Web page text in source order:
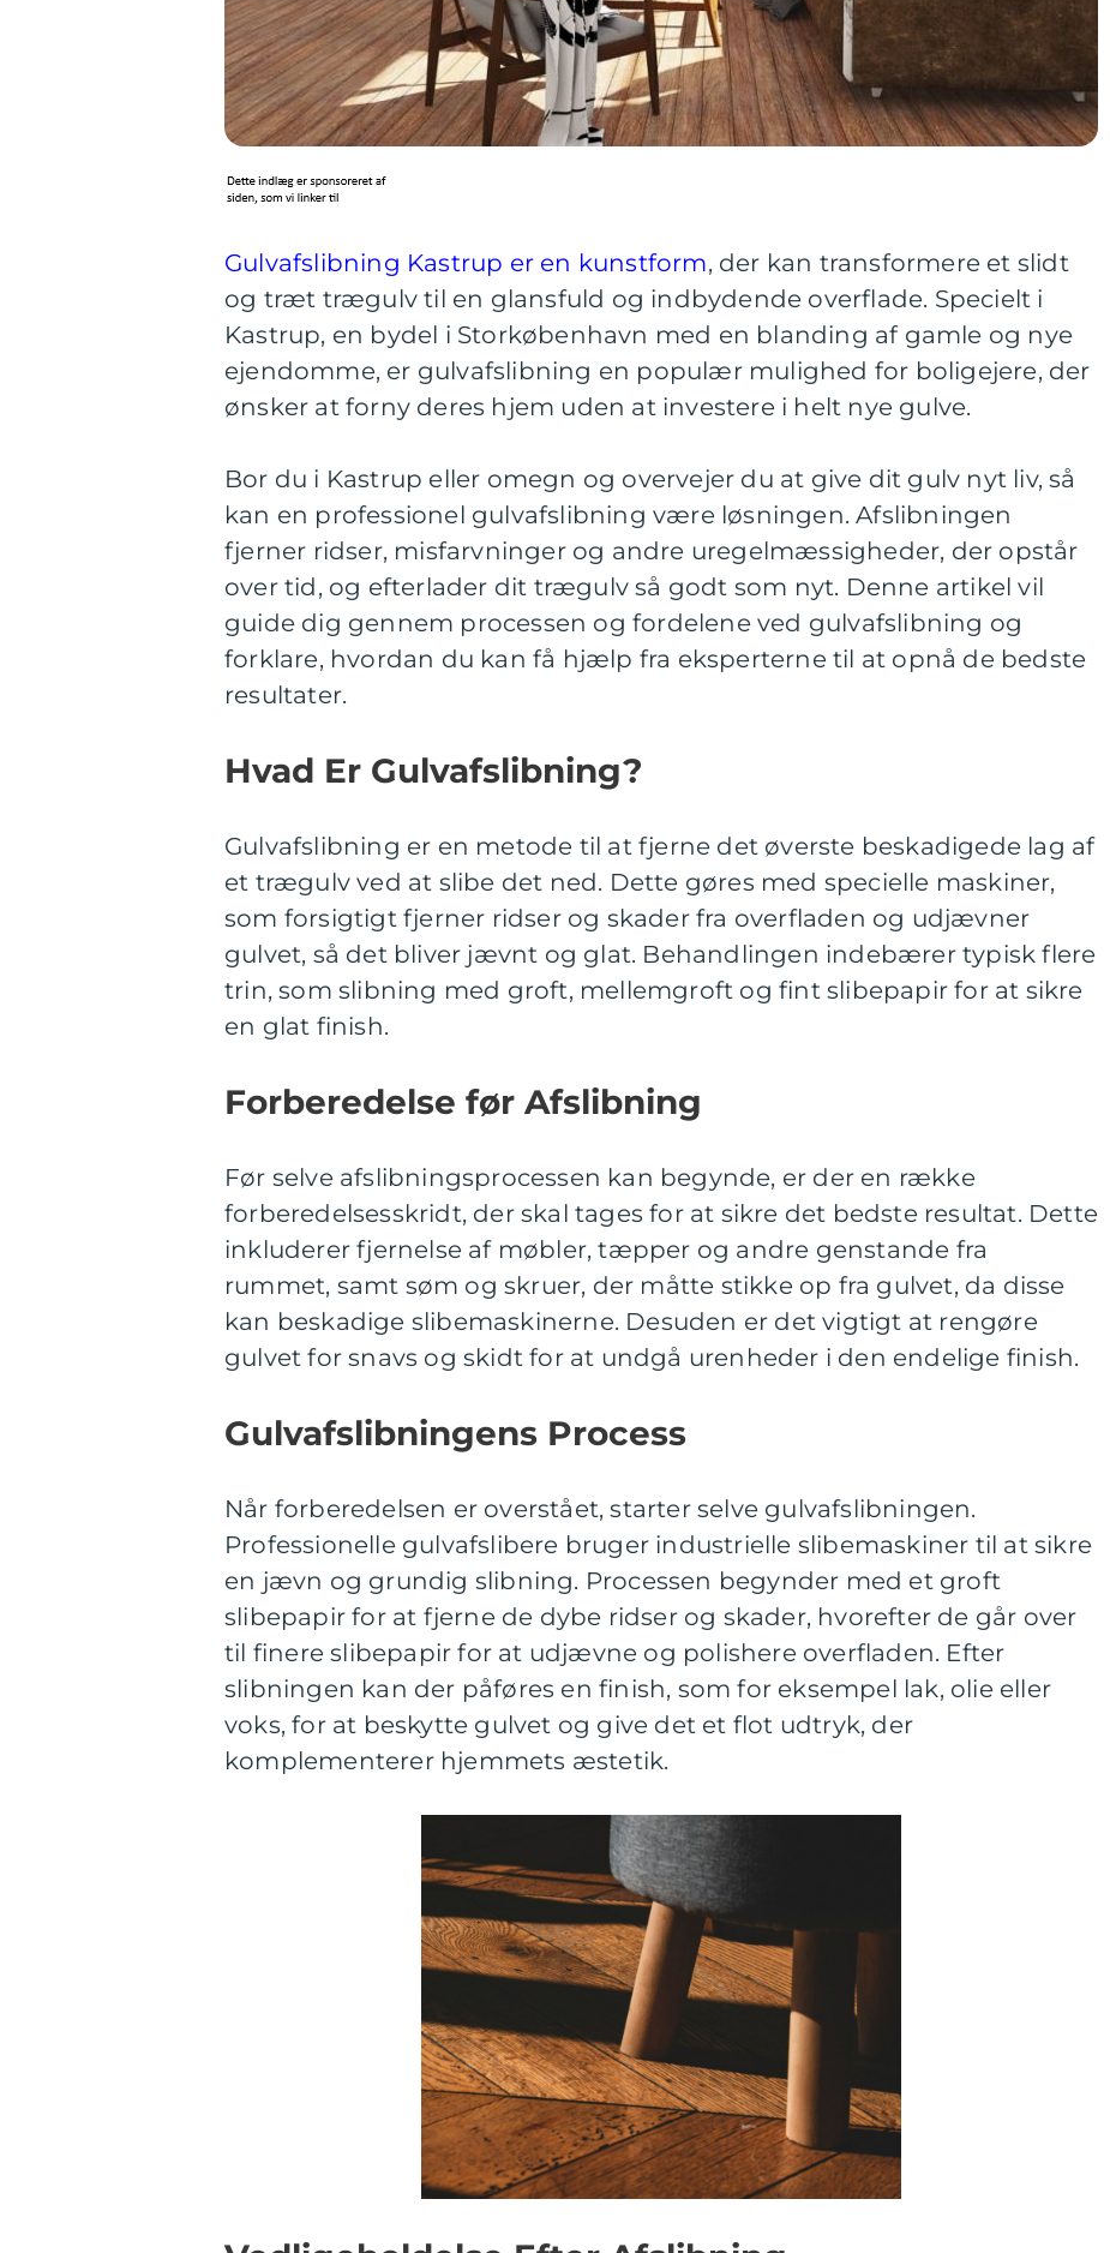
Gulvafslibning Kastrup er en kunstform, der kan transformere et slidt
og træt trægulv til en glansfuld og indbydende overflade. Specielt i
Kastrup, en bydel i Storkøbenhavn med en blanding af gamle og nye
ejendomme, er gulvafslibning en populær mulighed for boligejere, der
ønsker at forny deres hjem uden at investere i helt nye gulve.
Bor du i Kastrup eller omegn og overvejer du at give dit gulv nyt liv, så
kan en professionel gulvafslibning være løsningen. Afslibningen
fjerner ridser, misfarvninger og andre uregelmæssigheder, der opstår
over tid, og efterlader dit trægulv så godt som nyt. Denne artikel vil
guide dig gennem processen og fordelene ved gulvafslibning og
forklare, hvordan du kan få hjælp fra eksperterne til at opnå de bedste
resultater.
Hvad Er Gulvafslibning?
Gulvafslibning er en metode til at fjerne det øverste beskadigede lag af
et trægulv ved at slibe det ned. Dette gøres med specielle maskiner,
som forsigtigt fjerner ridser og skader fra overfladen og udjævner
gulvet, så det bliver jævnt og glat. Behandlingen indebærer typisk flere
trin, som slibning med groft, mellemgroft og fint slibepapir for at sikre
en glat finish.
Forberedelse før Afslibning
Før selve afslibningsprocessen kan begynde, er der en række
forberedelsesskridt, der skal tages for at sikre det bedste resultat. Dette
inkluderer fjernelse af møbler, tæpper og andre genstande fra
rummet, samt søm og skruer, der måtte stikke op fra gulvet, da disse
kan beskadige slibemaskinerne. Desuden er det vigtigt at rengøre
gulvet for snavs og skidt for at undgå urenheder i den endelige finish.
Gulvafslibningens Process
Når forberedelsen er overstået, starter selve gulvafslibningen.
Professionelle gulvafslibere bruger industrielle slibemaskiner til at sikre
en jævn og grundig slibning. Processen begynder med et groft
slibepapir for at fjerne de dybe ridser og skader, hvorefter de går over
til finere slibepapir for at udjævne og polishere overfladen. Efter
slibningen kan der påføres en finish, som for eksempel lak, olie eller
voks, for at beskytte gulvet og give det et flot udtryk, der
komplementerer hjemmets æstetik.